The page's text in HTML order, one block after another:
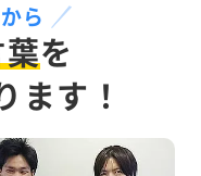
ら
を
ます！